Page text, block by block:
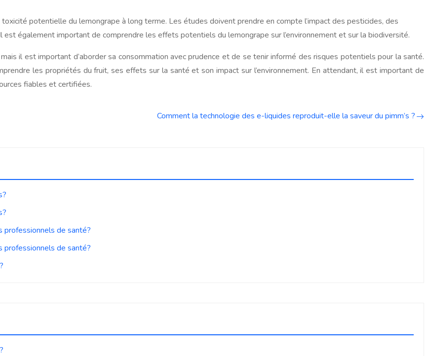
potentielle du lemongrape à long terme. Les études doivent prendre en compte l’impact des pesticides, des
est également important de comprendre les effets potentiels du lemongrape sur l’environnement et sur la biodiversité.
il est important d’aborder sa consommation avec prudence et de se tenir informé des risques potentiels pour la santé.
les propriétés du fruit, ses effets sur la santé et son impact sur l’environnement. En attendant, il est important de
fiables et certifiées.
Comment la technologie des e-liquides reproduit-elle la saveur du pimm’s ?
de santé?
de santé?